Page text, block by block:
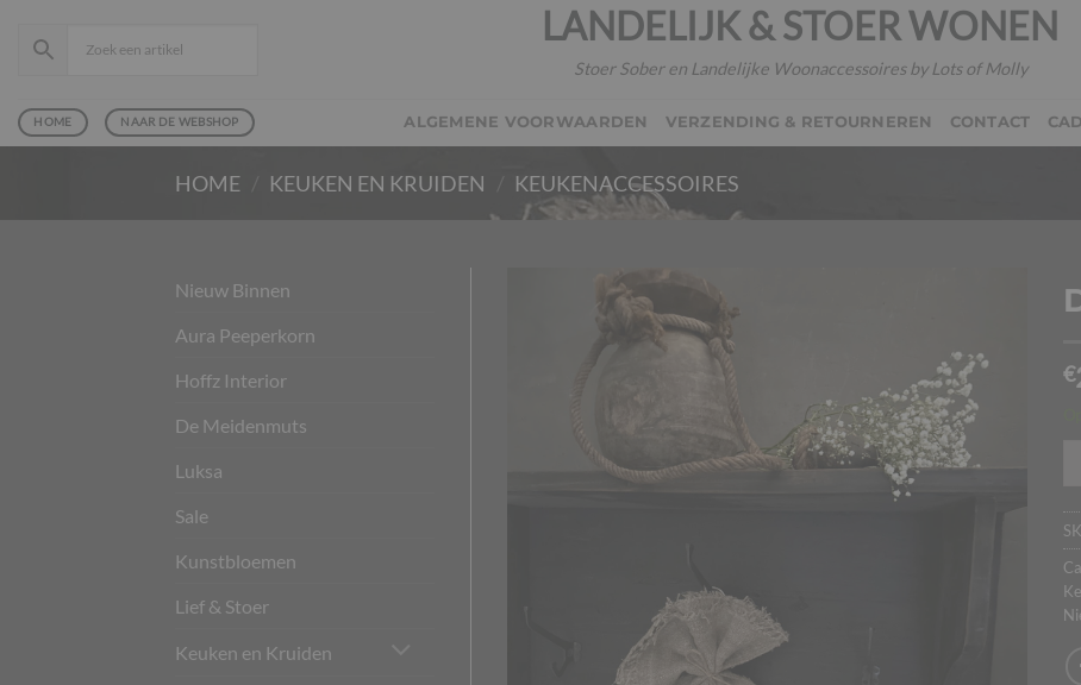
naar
LANDELIJK & STOER WONEN
Stoer Sober en Landelijke Woonaccessoires by Lots of Molly
HOME NAAR DE WEBSHOP ALGEMENE VOORWAARDEN VERZENDING & RETOURNEREN CONTACT
HOME KEUKEN EN KRUIDEN KEUKENACCESSOIRES
Nieuw Binnen
Aura Peeperkorn
Hoffz Interior
De Meidenmuts
Luksa
Sale
Kunstbloemen
Lief & Stoer
Keuken en Kruiden
€